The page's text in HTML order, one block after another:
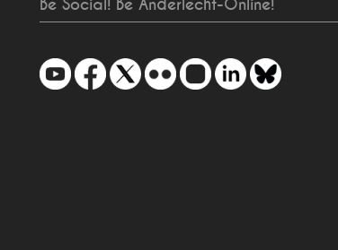
Be Social! Be Anderlecht-Online!